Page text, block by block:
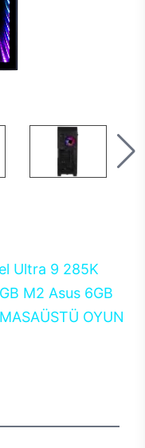
Ultra 9 285K
M2 Asus 6GB
OYUN